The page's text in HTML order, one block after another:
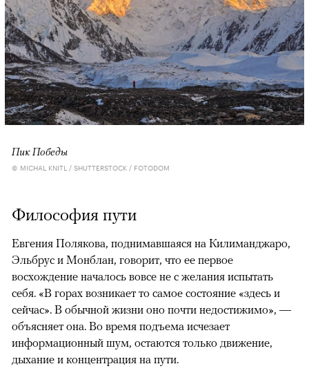
Пик Победы
© MICHAL KNITL / SHUTTERSTOCK / FOTODOM
Философия пути
Евгения Полякова, поднимавшаяся на Килиманджаро,
Эльбрус и Монблан, говорит, что ее первое
восхождение началось вовсе не с желания испытать
себя. «В горах возникает то самое состояние «здесь и
сейчас». В обычной жизни оно почти недостижимо», —
объясняет она. Во время подъема исчезает
информационный шум, остаются только движение,
дыхание и концентрация на пути.